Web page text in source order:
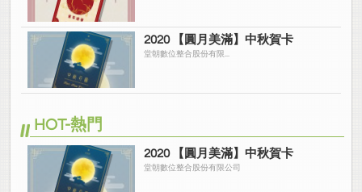
2020 【圓月美滿】中秋賀卡
堂朝數位整合股份有限...
HOT-熱門
2020 【圓月美滿】中秋賀卡
堂朝數位整合股份有限公司